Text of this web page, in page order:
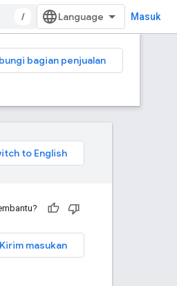
/ Masuk
bagian penjualan
Kirim masukan